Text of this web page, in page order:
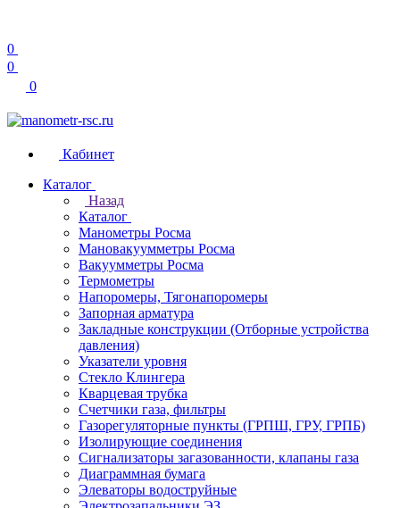
0
0
0
Кабинет
Каталог
Назад
Каталог
Манометры Росма
Мановакуумметры Росма
Вакуумметры Росма
Термометры
Напоромеры, Тягонапоромеры
Запорная арматура
Закладные конструкции (Отборные устройства
давления)
Указатели уровня
Стекло Клингера
Кварцевая трубка
Счетчики газа, фильтры
Газорегуляторные пункты (ГРПШ, ГРУ, ГРПБ)
Изолирующие соединения
Сигнализаторы загазованности, клапаны газа
Диаграммная бумага
Элеваторы водоструйные